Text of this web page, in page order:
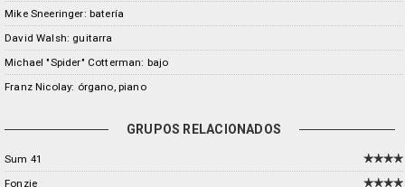
Mike Sneeringer: batería
David Walsh: guitarra
Michael "Spider" Cotterman: bajo
Franz Nicolay: órgano, piano
GRUPOS RELACIONADOS
Sum 41
Fonzie